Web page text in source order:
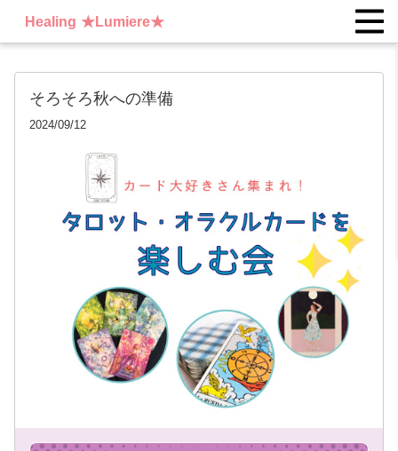
Healing ★Lumiere★
そろそろ秋への準備
2024/09/12